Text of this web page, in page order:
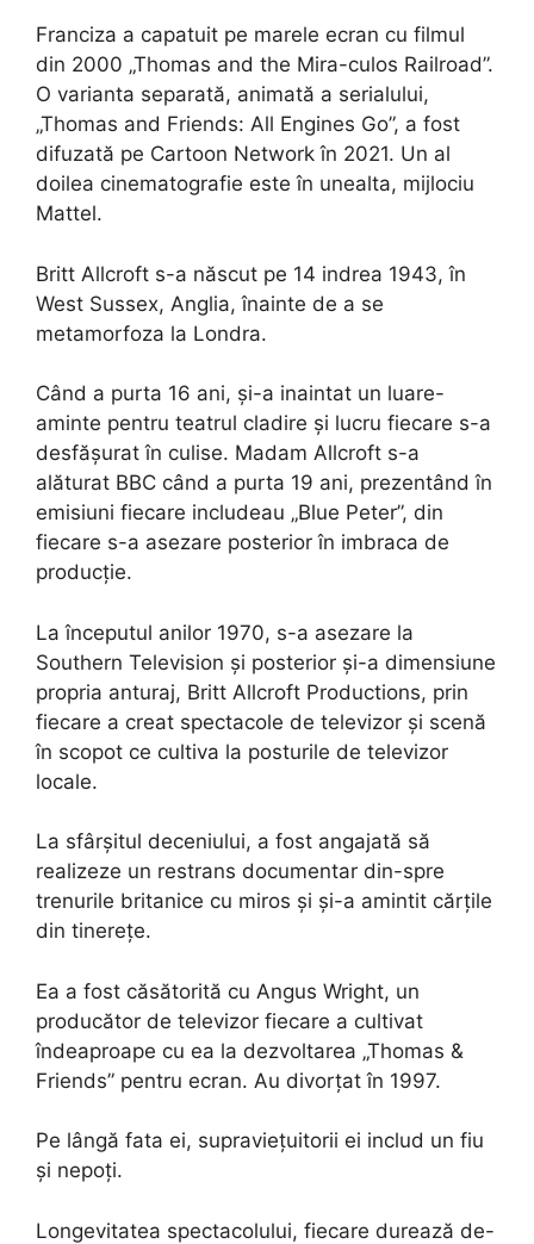
Franciza a capatuit pe marele ecran cu filmul
din 2000 „Thomas and the Mira-culos Railroad”.
O varianta separată, animată a serialului,
„Thomas and Friends: All Engines Go”, a fost
difuzată pe Cartoon Network în 2021. Un al
doilea cinematografie este în unealta, mijlociu
Mattel.
Britt Allcroft s-a născut pe 14 indrea 1943, în
West Sussex, Anglia, înainte de a se
metamorfoza la Londra.
Când a purta 16 ani, și-a inaintat un luare-
aminte pentru teatrul cladire și lucru fiecare s-a
desfășurat în culise. Madam Allcroft s-a
alăturat BBC când a purta 19 ani, prezentând în
emisiuni fiecare includeau „Blue Peter”, din
fiecare s-a asezare posterior în imbraca de
producție.
La începutul anilor 1970, s-a asezare la
Southern Television și posterior și-a dimensiune
propria anturaj, Britt Allcroft Productions, prin
fiecare a creat spectacole de televizor și scenă
în scopot ce cultiva la posturile de televizor
locale.
La sfârșitul deceniului, a fost angajată să
realizeze un restrans documentar din-spre
trenurile britanice cu miros și și-a amintit cărțile
din tinerețe.
Ea a fost căsătorită cu Angus Wright, un
producător de televizor fiecare a cultivat
îndeaproape cu ea la dezvoltarea „Thomas &
Friends” pentru ecran. Au divorțat în 1997.
Pe lângă fata ei, supraviețuitorii ei includ un fiu
și nepoți.
Longevitatea spectacolului, fiecare durează de-